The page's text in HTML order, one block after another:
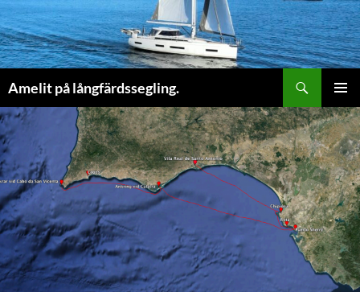
Amelit på långfärdssegling.
PRIMÄR
MENY
TILL
INNEHÅLL